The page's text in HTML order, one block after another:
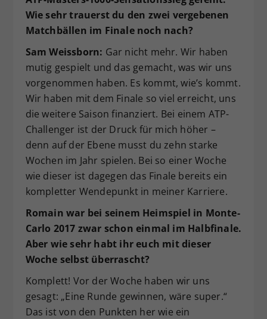
Wie sehr trauerst du den zwei vergebenen
Matchbällen im Finale noch nach?
Sam Weissborn: Gar nicht mehr. Wir haben
mutig gespielt und das gemacht, was wir uns
vorgenommen haben. Es kommt, wie’s kommt.
Wir haben mit dem Finale so viel erreicht, uns
die weitere Saison finanziert. Bei einem ATP-
Challenger ist der Druck für mich höher –
denn auf der Ebene musst du zehn starke
Wochen im Jahr spielen. Bei so einer Woche
wie dieser ist dagegen das Finale bereits ein
kompletter Wendepunkt in meiner Karriere.
Romain war bei seinem Heimspiel in Monte-
Carlo 2017 zwar schon einmal im Halbfinale.
Aber wie sehr habt ihr euch mit dieser
Woche selbst überrascht?
Komplett! Vor der Woche haben wir uns
gesagt: „Eine Runde gewinnen, wäre super.“
Das ist von den Punkten her wie ein